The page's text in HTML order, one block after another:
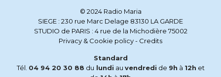
© 2024 Radio Maria
SIEGE : 230 rue Marc Delage 83130 LA GARDE
STUDIO de PARIS : 4 rue de la Michodière 75002
Privacy & Cookie policy- Credits
Standard
Tél. 04 94 20 30 88 du lundi au vendredi de 9h à 12h et